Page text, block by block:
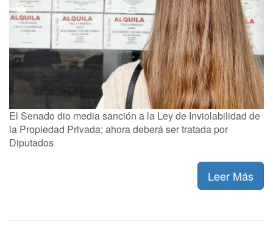
El Senado dio media sanción a la Ley de Inviolabilidad de
la Propiedad Privada; ahora deberá ser tratada por
Diputados
Leer Más